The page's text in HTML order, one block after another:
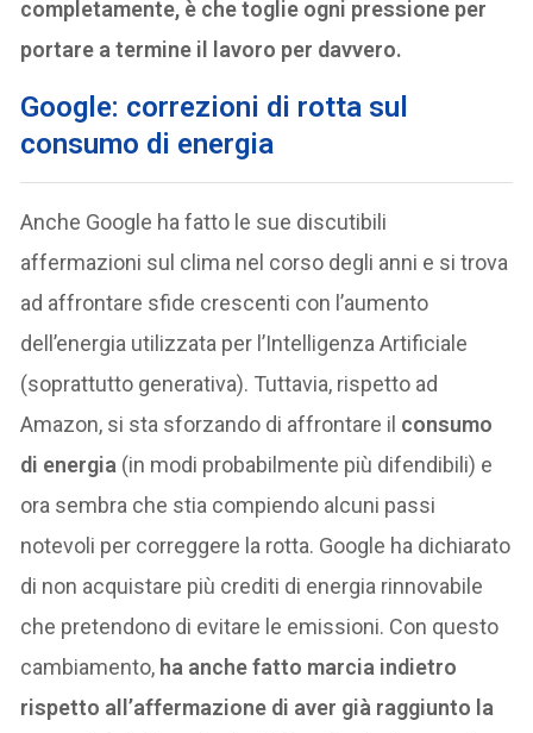
completamente, è che toglie ogni pressione per
portare a termine il lavoro per davvero.
Google: correzioni di rotta sul
consumo di energia
Anche Google ha fatto le sue discutibili
affermazioni sul clima nel corso degli anni e si trova
ad affrontare sfide crescenti con l’aumento
dell’energia utilizzata per l’Intelligenza Artificiale
(soprattutto generativa). Tuttavia, rispetto ad
Amazon, si sta sforzando di affrontare il consumo
di energia (in modi probabilmente più difendibili) e
ora sembra che stia compiendo alcuni passi
notevoli per correggere la rotta. Google ha dichiarato
di non acquistare più crediti di energia rinnovabile
che pretendono di evitare le emissioni. Con questo
cambiamento, ha anche fatto marcia indietro
rispetto all’affermazione di aver già raggiunto la